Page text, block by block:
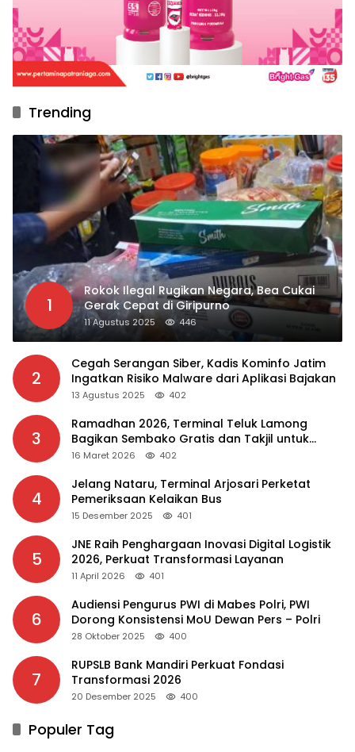
Trending
1
Rokok Ilegal Rugikan Negara, Bea Cukai
Gerak Cepat di Giripurno
11 Agustus 2025 446
2
Cegah Serangan Siber, Kadis Kominfo Jatim
Ingatkan Risiko Malware dari Aplikasi Bajakan
13 Agustus 2025 402
3
Ramadhan 2026, Terminal Teluk Lamong
Bagikan Sembako Gratis dan Takjil untuk
Masyarakat
16 Maret 2026 402
4
Jelang Nataru, Terminal Arjosari Perketat
Pemeriksaan Kelaikan Bus
15 Desember 2025 401
5
JNE Raih Penghargaan Inovasi Digital Logistik
2026, Perkuat Transformasi Layanan
11 April 2026 401
6
Audiensi Pengurus PWI di Mabes Polri, PWI
Dorong Konsistensi MoU Dewan Pers – Polri
28 Oktober 2025 400
7
RUPSLB Bank Mandiri Perkuat Fondasi
Transformasi 2026
20 Desember 2025 400
Populer Tag